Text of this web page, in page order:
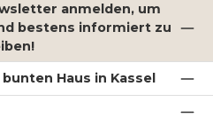
anmelden, um
bestens informiert zu
Haus in Kassel